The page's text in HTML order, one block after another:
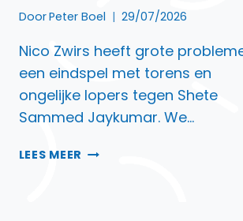
DoorPeter Boel 29/07/2026
Nico Zwirs heeft grote
een eindspel met torens en
ongelijke lopers tegen Shete
Sammed Jaykumar. We…
LEES MEER ZWIRS